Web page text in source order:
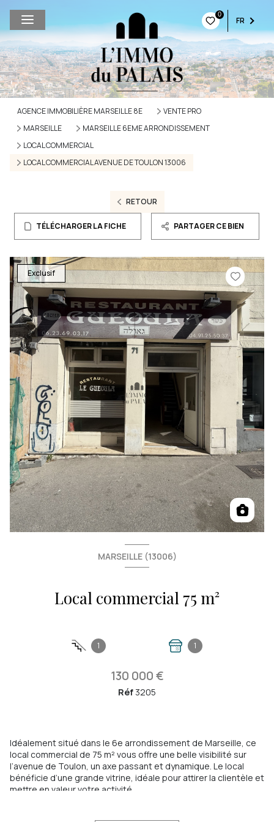
0
FR
AGENCE IMMOBILIÈRE MARSEILLE 8E
VENTE PRO
MARSEILLE
MARSEILLE 6EME ARRONDISSEMENT
LOCAL COMMERCIAL
LOCAL COMMERCIAL AVENUE DE TOULON 13006
RETOUR
TÉLÉCHARGER LA FICHE PARTAGER CE BIEN
Exclusif
MARSEILLE (13006)
Local commercial 75 m²
1 1
130 000 €
Réf 3205
Idéalement situé dans le 6e arrondissement de Marseille, ce
local commercial de 75 m² vous offre une belle visibilité sur
l’avenue de Toulon, un axe passant et dynamique. Le local
bénéficie d’une grande vitrine, idéale pour attirer la clientèle et
mettre en valeur votre activité.